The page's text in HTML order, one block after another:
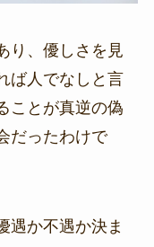
り、優しさを見
ば人でなしと言
ことが真逆の偽
だったわけで
遇か不遇か決ま